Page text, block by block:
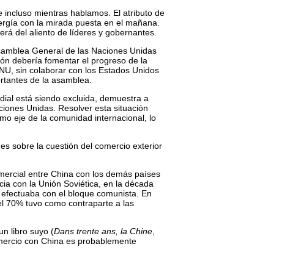
mientras hablamos. El atributo de
con la mirada puesta en el mañana.
del aliento de líderes y gobernantes.
General de las Naciones Unidas
debería fomentar el progreso de la
sin colaborar con los Estados Unidos
de la asamblea.
está siendo excluida, demuestra a
Unidas. Resolver esta situación
eje de la comunidad internacional, lo
sobre la cuestión del comercio exterior
entre China con los demás países
con la Unión Soviética, en la década
con el bloque comunista. En
70% tuvo como contraparte a las
libro suyo (Dans trente ans, la Chine
con China es probablemente